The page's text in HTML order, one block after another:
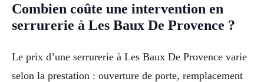
Combien coûte une intervention en
serrurerie à Les Baux De Provence ?
Le prix d’une serrurerie à Les Baux De Provence varie
selon la prestation : ouverture de porte, remplacement